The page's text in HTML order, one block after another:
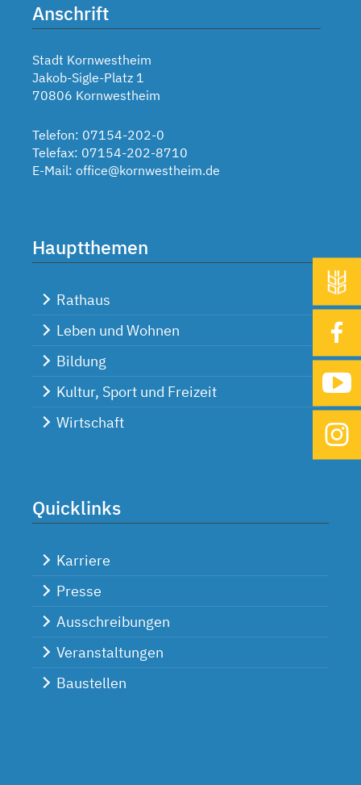
Anschrift
Stadt Kornwestheim
Jakob-Sigle-Platz 1
70806 Kornwestheim
Telefon: 07154-202-0
Telefax: 07154-202-8710
E-Mail: office@kornwestheim.de
Hauptthemen
Rathaus
Leben und Wohnen
Bildung
Kultur, Sport und Freizeit
Wirtschaft
Quicklinks
Karriere
Presse
Ausschreibungen
Veranstaltungen
Baustellen